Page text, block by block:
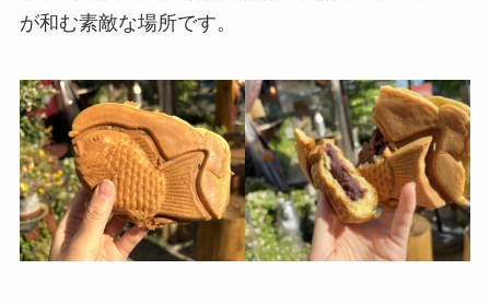
が和む素敵な場所です。